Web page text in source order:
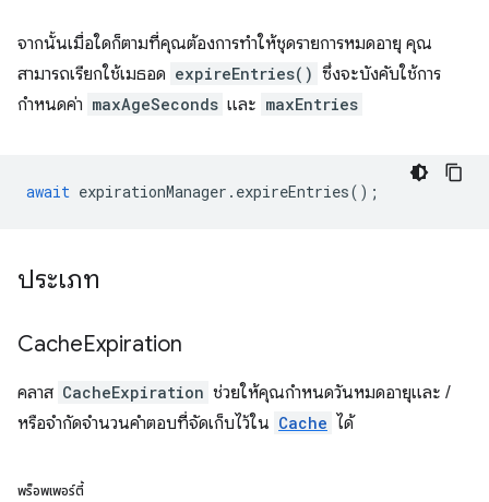
จากนั้นเมื่อใดก็ตามที่คุณต้องการทำให้ชุดรายการหมดอายุ คุณ
สามารถเรียกใช้เมธอด expireEntries() ซึ่งจะบังคับใช้การ
กำหนดค่า maxAgeSeconds และ maxEntries
await expirationManager . expireEntries();
ประเภท
CacheExpiration
คลาส CacheExpiration ช่วยให้คุณกําหนดวันหมดอายุและ /
หรือจํากัดจํานวนคําตอบที่จัดเก็บไว้ใน Cache ได้
พร็อพเพอร์ตี้